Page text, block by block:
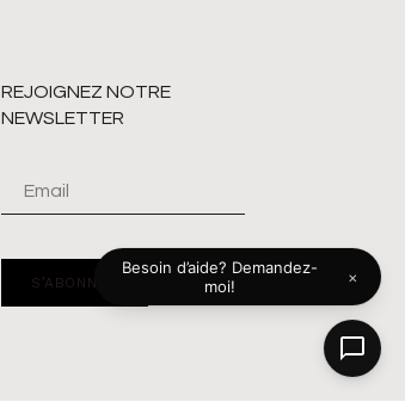
REJOIGNEZ NOTRE
NEWSLETTER
S’ABONNER
Besoin d’aide? Demandez-
moi!
×